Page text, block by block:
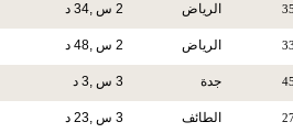
35 الرياض 2 س ,34 د
33 الرياض 2 س ,48 د
45 جدة 3 س ,3 د
الطائف 3 س ,23 د